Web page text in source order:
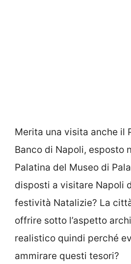
Merita una visita anche il
Banco di Napoli, esposto
Palatina del Museo di
disposti a visitare Napoli
festività Natalizie? La
offrire sotto l’aspetto
realistico quindi perché
ammirare questi tesori?